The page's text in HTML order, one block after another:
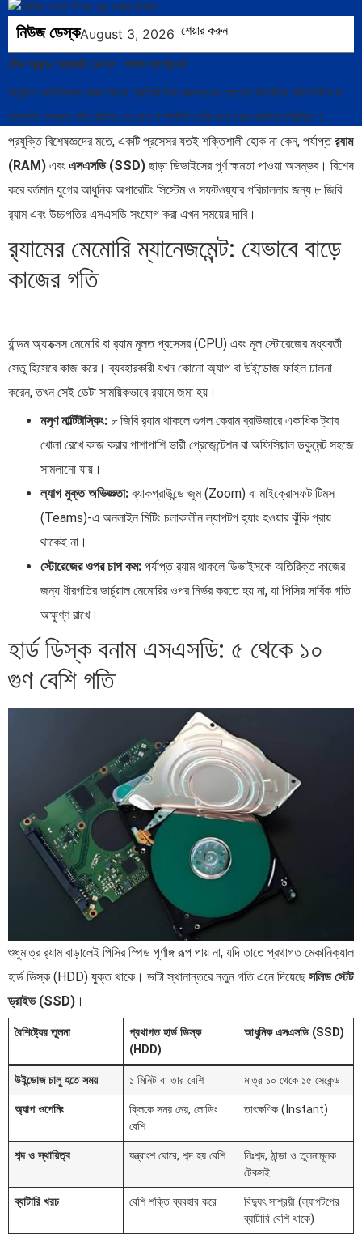
নিউজ ডেস্কAugust 3, 2026 শেয়ার করুন
টেক অ্যান্ড গ্যাজেট ডেস্ক | পালস বাংলাদেশ
দৈনন্দিন অফিসিয়াল কাজ কিংবা প্রাতিষ্ঠানিক ব্যবহারের ক্ষেত্রে ধীরগতির কম্পিউটার বা
ল্যাপটপ কাজের গতি কমিয়ে দেওয়ার পাশাপাশি তৈরি করে চরম মানসিক বিরক্তি।
প্রযুক্তি বিশেষজ্ঞদের মতে, একটি প্রসেসর যতই শক্তিশালী হোক না কেন, পর্যাপ্তর‍্যাম
(RAM) এবং এসএসডি (SSD) ছাড়া ডিভাইসের পূর্ণ ক্ষমতা পাওয়া অসম্ভব। বিশেষ
করে বর্তমান যুগের আধুনিক অপারেটিং সিস্টেম ও সফটওয়্যার পরিচালনার জন্য ৮ জিবি
র‍্যাম এবং উচ্চগতির এসএসডি সংযোগ করা এখন সময়ের দাবি।
র‍্যামের মেমোরি ম্যানেজমেন্ট: যেভাবে বাড়ে
কাজের গতি
র্যান্ডম অ্যাক্সেস মেমোরি বা র‍্যাম মূলত প্রসেসর (CPU) এবং মূল স্টোরেজের মধ্যবর্তী
সেতু হিসেবে কাজ করে। ব্যবহারকারী যখন কোনো অ্যাপ বা উইন্ডোজ ফাইল চালনা
করেন, তখন সেই ডেটা সাময়িকভাবে র‍্যামে জমা হয়।
মসৃণ মাল্টিটাস্কিং: ৮ জিবি র‍্যাম থাকলে গুগল ক্রোম ব্রাউজারে একাধিক ট্যাব
খোলা রেখে কাজ করার পাশাপাশি ভারী প্রেজেন্টেশন বা অফিসিয়াল ডকুমেন্ট সহজে
সামলানো যায়।
ল্যাগ মুক্ত অভিজ্ঞতা:ব্যাকগ্রাউন্ডে জুম (Zoom) বা মাইক্রোসফট টিমস
(Teams)-এ অনলাইন মিটিং চলাকালীন ল্যাপটপ হ্যাং হওয়ার ঝুঁকি প্রায়
থাকেই না।
স্টোরেজের ওপর চাপ কম: পর্যাপ্ত র‍্যাম থাকলে ডিভাইসকে অতিরিক্ত কাজের
জন্য ধীরগতির ভার্চুয়াল মেমোরির ওপর নির্ভর করতে হয় না, যা পিসির সার্বিক গতি
অক্ষুণ্ণ রাখে।
হার্ড ডিস্ক বনাম এসএসডি: ৫ থেকে ১০
গুণ বেশি গতি
শুধুমাত্র র‍্যাম বাড়ালেই পিসির স্পিড পূর্ণাঙ্গ রূপ পায় না, যদি তাতে প্রথাগত মেকানিক্যাল
হার্ড ডিস্ক (HDD) যুক্ত থাকে। ডাটা স্থানান্তরে নতুন গতি এনে দিয়েছেসলিড স্টেট
ড্রাইভ (SSD) ।
বৈশিষ্ট্যের তুলনা
প্রথাগত হার্ড ডিস্ক
(HDD)
আধুনিক এসএসডি (SSD)
উইন্ডোজ চালু হতে সময় ১ মিনিট বা তার বেশি মাত্র ১০ থেকে ১৫ সেকেন্ড
অ্যাপ ওপেনিং
ক্লিকে সময় নেয়, লোডিং
বেশি
তাৎক্ষণিক (Instant)
শব্দ ও স্থায়িত্ব যন্ত্রাংশ ঘোরে, শব্দ হয় বেশি
নিঃশব্দ, ঠান্ডা ও তুলনামূলক
টেকসই
ব্যাটারি খরচ বেশি শক্তি ব্যবহার করে
বিদ্যুৎ সাশ্রয়ী (ল্যাপটপের
ব্যাটারি বেশি থাকে)